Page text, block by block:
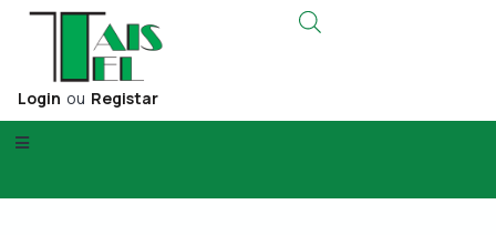
Login ou Registar